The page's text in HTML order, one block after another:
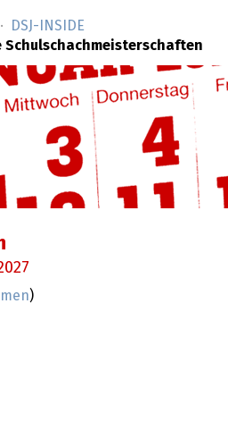
DSJ-­INSIDE
Schulschachmeisterschaften
)